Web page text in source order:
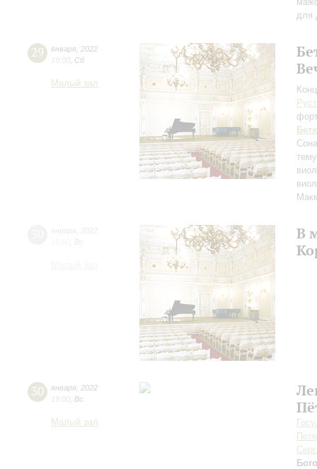
для
29 января 2022
19:00 Сб
Малый зал
В
30 января 2022
19:00 Вс
Малый зал